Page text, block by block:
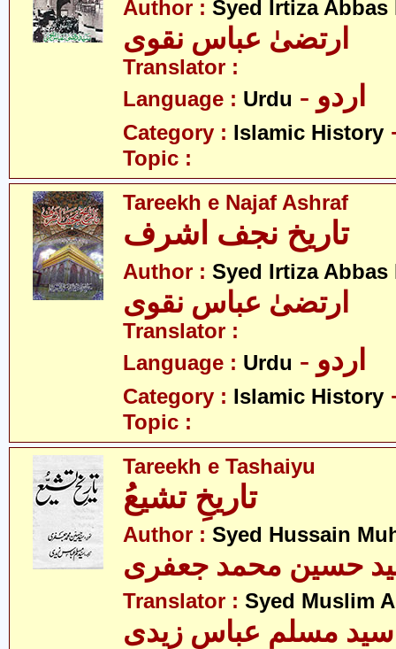
Author : Syed Irtiza Abbas
ارتضیٰ عباس نقوی
Translator :
Language : Urdu - اردو
Category : Islamic History
Topic :
Tareekh e Najaf Ashraf
تاریخ نجف اشرف
Author : Syed Irtiza Abbas
ارتضیٰ عباس نقوی
Translator :
Language : Urdu - اردو
Category : Islamic History
Topic :
Tareekh e Tashaiyu
تاریخِ تشیعُ
Author : Syed Hussain
حسین محمد جعفری
Translator : Syed Muslim
سید مسلم عباس زیدی